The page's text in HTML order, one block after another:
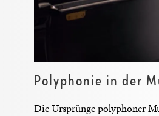
Polyphonie in der
Die Ursprünge polyphoner